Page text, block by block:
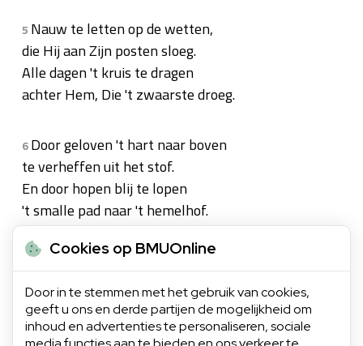
5 Nauw te letten op de wetten,
die Hij aan Zijn posten sloeg.
Alle dagen 't kruis te dragen
achter Hem, Die 't zwaarste droeg.
6Door geloven 't hart naar boven
te verheffen uit het stof.
En door hopen blij te lopen
't smalle pad naar 't hemelhof.
7Hem in 't streven aan te kleven,
zo in vreugd als droefenis,
wordt bevolen in de scholen,
waarin Jezus Leraar is.
Cookies op BMUOnline
Door in te stemmen met het gebruik van cookies,
geeft u ons en derde partijen de mogelijkheid om
inhoud en advertenties te personaliseren, sociale